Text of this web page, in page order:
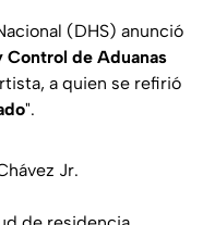
(DHS) anunció
de Aduanas
a quien se refirió
".
Jr.